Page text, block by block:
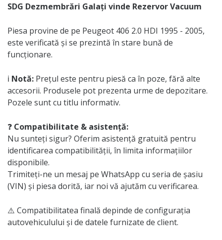
SDG Dezmembrări Galați vinde Rezervor Vacuum
Piesa provine de pe Peugeot 406 2.0 HDI 1995 - 2005,
este verificată și se prezintă în stare bună de
funcționare.
ℹ️ Notă: Prețul este pentru piesă ca în poze, fără alte
accesorii. Produsele pot prezenta urme de depozitare.
Pozele sunt cu titlu informativ.
❓ Compatibilitate & asistență:
Nu sunteți sigur? Oferim asistență gratuită pentru
identificarea compatibilității, în limita informațiilor
disponibile.
Trimiteți-ne un mesaj pe WhatsApp cu seria de șasiu
(VIN) și piesa dorită, iar noi vă ajutăm cu verificarea.
⚠️ Compatibilitatea finală depinde de configurația
autovehiculului și de datele furnizate de client.